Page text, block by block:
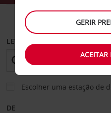
CARRO
LEVANTAR EM
Escolher uma estação de
DE
GERIR
ACEITAR